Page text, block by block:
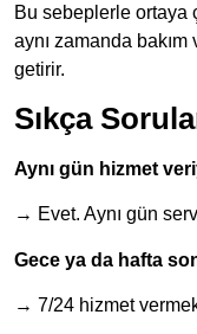
Bu sebeplerle ortaya
aynı zamanda
getirir.
Sıkça
Aynı gün hizmet
→ Evet. Aynı gün
Gece ya da hafta
→ 7/24 hizmet